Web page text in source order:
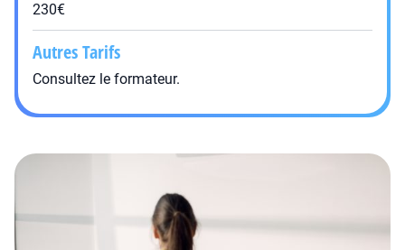
230€
Autres Tarifs
Consultez le formateur.